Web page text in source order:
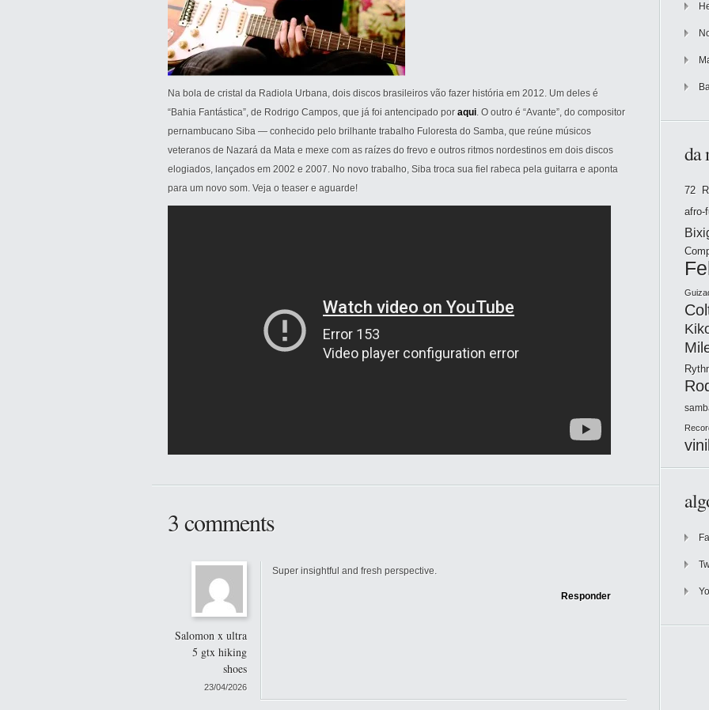
Na bola de cristal da Radiola Urbana, dois discos brasileiros vão fazer história em 2012. Um deles é
“Bahia Fantástica”, de Rodrigo Campos, que já foi antencipado por aqui. O outro é “Avante”, do compositor
pernambucano Siba — conhecido pelo brilhante trabalho Fuloresta do Samba, que reúne músicos
veteranos de Nazará da Mata e mexe com as raízes do frevo e outros ritmos nordestinos em dois discos
elogiados, lançados em 2002 e 2007. No novo trabalho, Siba troca sua fiel rabeca pela guitarra e aponta
para um novo som. Veja o teaser e aguarde!
3 comments
Salomon x ultra
5 gtx hiking
shoes
23/04/2026
Super insightful and fresh perspective.
Responder
da
72
afro-
vinil